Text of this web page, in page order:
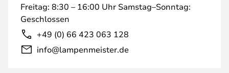
Freitag: 8:30 – 16:00 Uhr Samstag–Sonntag:
Geschlossen
+49 (0) 66 423 063 128
info@lampenmeister.de